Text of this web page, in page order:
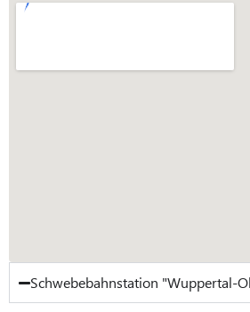
Schwebebahnstation "Wuppertal-